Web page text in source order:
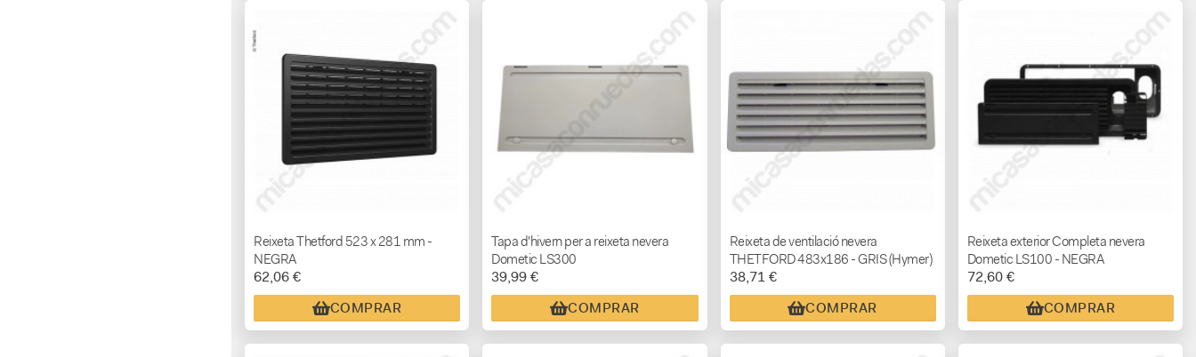
Reixeta Thetford 523 x 281 mm -
NEGRA
62,06 €
COMPRAR
Tapa d'hivern per a reixeta nevera
Dometic LS300
39,99 €
COMPRAR
Reixeta de ventilació nevera
THETFORD 483x186 - GRIS (Hymer)
38,71 €
COMPRAR
Reixeta exterior Completa nevera
Dometic LS100 - NEGRA
72,60 €
COMPRAR